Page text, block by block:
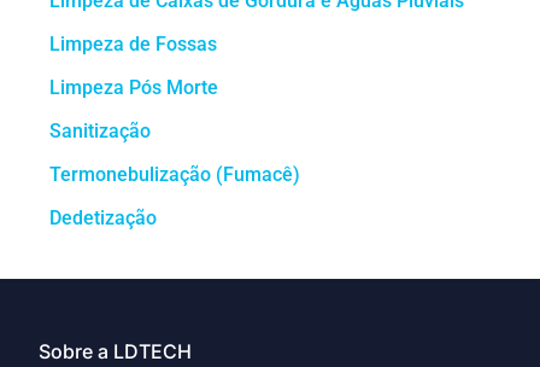
Limpeza de Fossas
Limpeza Pós Morte
Sanitização
Termonebulização (Fumacê)
Dedetização
Sobre a LDTECH